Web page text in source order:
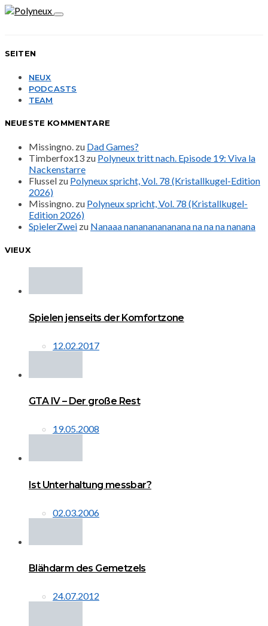
SEITEN
NEUX
PODCASTS
TEAM
NEUESTE KOMMENTARE
Missingno. zu Dad Games?
Timberfox13 zu Polyneux tritt nach. Episode 19: Viva la
Nackenstarre
Flussel zu Polyneux spricht, Vol. 78 (Kristallkugel-Edition
2026)
Missingno. zu Polyneux spricht, Vol. 78 (Kristallkugel-
Edition 2026)
SpielerZwei zu Nanaaa nanananananana na na na nanana
VIEUX
Spielen jenseits der Komfortzone
12.02.2017
GTA IV – Der große Rest
19.05.2008
Ist Unterhaltung messbar?
02.03.2006
Blähdarm des Gemetzels
24.07.2012